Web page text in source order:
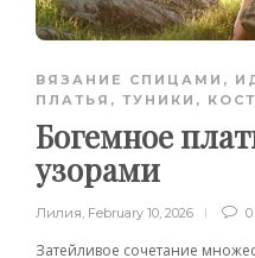
ВЯЗАНИЕ СПИЦАМИ ,
ПЛАТЬЯ, ТУНИКИ,
Богемное
узорами
Лилия February 10, 2026 0
Затейливое сочетание